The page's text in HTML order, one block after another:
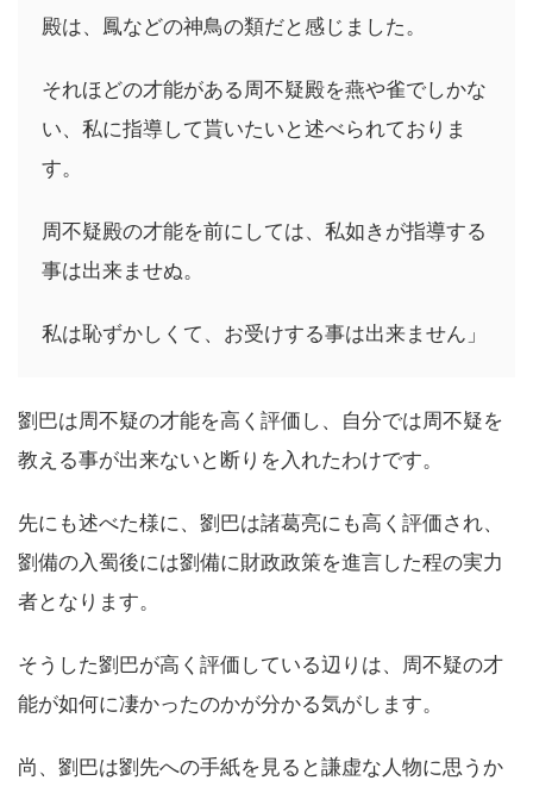
殿は、鳳などの神鳥の類だと感じました。
それほどの才能がある周不疑殿を燕や雀でしかな
い、私に指導して貰いたいと述べられておりま
す。
周不疑殿の才能を前にしては、私如きが指導する
事は出来ませぬ。
私は恥ずかしくて、お受けする事は出来ません」
劉巴は周不疑の才能を高く評価し、自分では周不疑を
教える事が出来ないと断りを入れたわけです。
先にも述べた様に、劉巴は諸葛亮にも高く評価され、
劉備の入蜀後には劉備に財政政策を進言した程の実力
者となります。
そうした劉巴が高く評価している辺りは、周不疑の才
能が如何に凄かったのかが分かる気がします。
尚、劉巴は劉先への手紙を見ると謙虚な人物に思うか